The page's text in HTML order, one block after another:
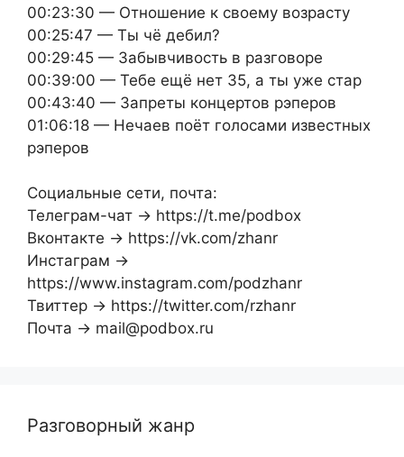
00:23:30 — Отношение к своему возрасту
00:25:47 — Ты чё дебил?
00:29:45 — Забывчивость в разговоре
00:39:00 — Тебе ещё нет 35, а ты уже стар
00:43:40 — Запреты концертов рэперов
01:06:18 — Нечаев поёт голосами известных
рэперов
Социальные сети, почта:
Телеграм-чат → https://t.me/podbox
Вконтакте → https://vk.com/zhanr
Инстаграм →
https://www.instagram.com/podzhanr
Твиттер → https://twitter.com/rzhanr
Почта → mail@podbox.ru
Разговорный жанр